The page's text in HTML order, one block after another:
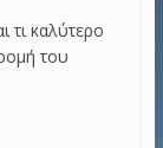
τι καλύτερο
του